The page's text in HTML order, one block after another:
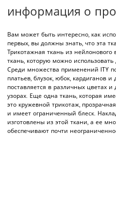
информация о
Вам может быть интересно, как
первых, вы должны знать, что эта
Трикотажная ткань из
ткань, которую можно
Среди множества применений ITY
платьев, блузок, юбок, кардиганов
поставляется в различных цветах
узорах. Еще одна ткань, которая
это кружевной трикотаж,
и имеет ограниченный блеск.
изготовлены из этой ткани, а ее
обеспечивают почти